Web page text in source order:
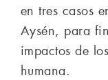
en tres casos
Aysén, para
impactos de
humana.